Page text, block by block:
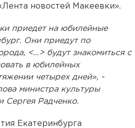
новостей Макеевки».
приедет на юбилейные
Они приедут по
<…> будут знакомиться с
в юбилейных
четырех дней», -
министра культуры
Сергея Радченко.
Екатеринбурга